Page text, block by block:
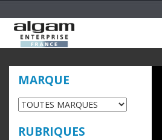
MARQUE
RUBRIQUES